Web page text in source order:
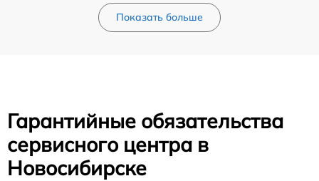
Показать больше
Гарантийные обязательства
сервисного центра в
Новосибирске